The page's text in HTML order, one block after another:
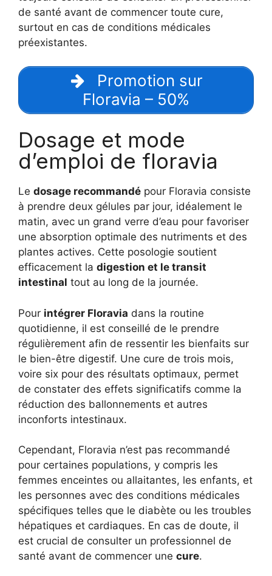
de santé avant de commencer toute cure,
surtout en cas de conditions médicales
préexistantes.
Promotion sur
Floravia – 50%
Dosage et mode
d’emploi de floravia
Le dosage recommandé pour Floravia consiste
à prendre deux gélules par jour, idéalement le
matin, avec un grand verre d’eau pour favoriser
une absorption optimale des nutriments et des
plantes actives. Cette posologie soutient
efficacement la digestion et le transit
intestinal tout au long de la journée.
Pour intégrer Floravia dans la routine
quotidienne, il est conseillé de le prendre
régulièrement afin de ressentir les bienfaits sur
le bien-être digestif. Une cure de trois mois,
voire six pour des résultats optimaux, permet
de constater des effets significatifs comme la
réduction des ballonnements et autres
inconforts intestinaux.
Cependant, Floravia n’est pas recommandé
pour certaines populations, y compris les
femmes enceintes ou allaitantes, les enfants, et
les personnes avec des conditions médicales
spécifiques telles que le diabète ou les troubles
hépatiques et cardiaques. En cas de doute, il
est crucial de consulter un professionnel de
santé avant de commencer une cure.